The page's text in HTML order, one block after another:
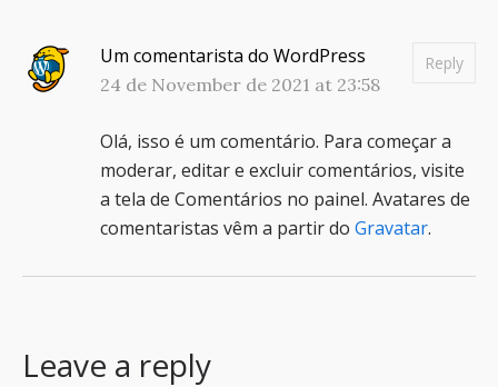
Um comentarista do WordPress
24 de November de 2021 at 23:58
Olá, isso é um comentário. Para começar a
moderar, editar e excluir comentários, visite
a tela de Comentários no painel. Avatares de
comentaristas vêm a partir do Gravatar.
Reply
Leave a reply